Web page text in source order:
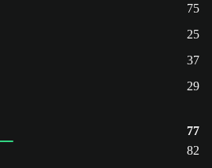
75
25
37
29
77
82